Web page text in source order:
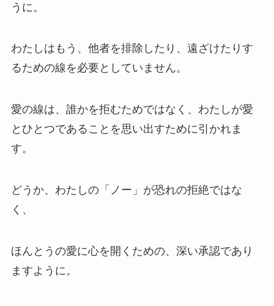
うに。
わたしはもう、他者を排除したり、遠ざけたりす
るための線を必要としていません。
愛の線は、誰かを拒むためではなく、わたしが愛
とひとつであることを思い出すために引かれま
す。
どうか、わたしの「ノー」が恐れの拒絶ではな
く、
ほんとうの愛に心を開くための、深い承認であり
ますように。